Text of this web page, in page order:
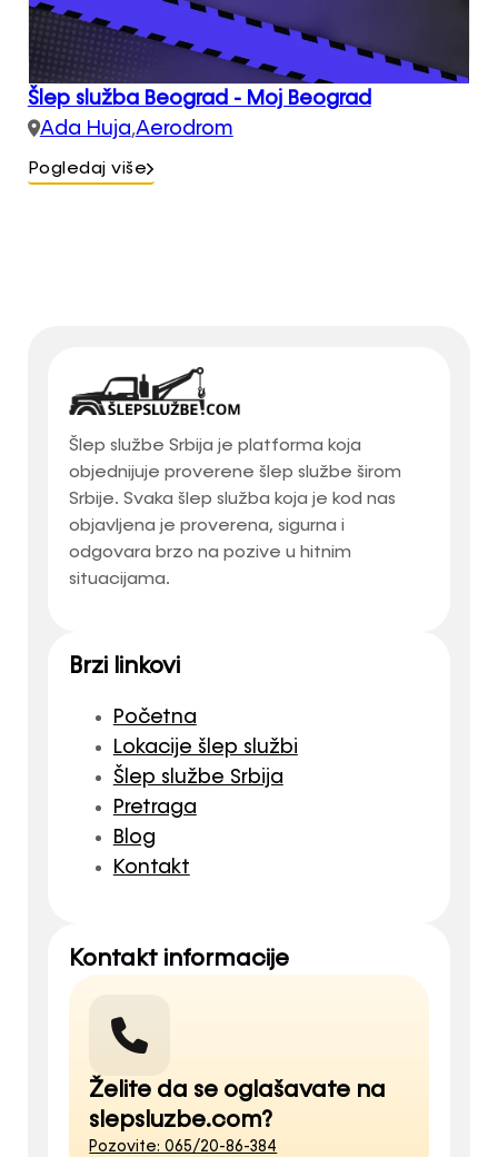
Šlep služba Beograd - Moj Beograd
Ada Huja,Aerodrom
Pogledaj više
Šlep službe Srbija je platforma koja
objednijuje proverene šlep službe širom
Srbije. Svaka šlep služba koja je kod nas
objavljena je proverena, sigurna i
odgovara brzo na pozive u hitnim
situacijama.
Brzi linkovi
Početna
Lokacije šlep službi
Šlep službe Srbija
Pretraga
Blog
Kontakt
Kontakt informacije
Želite da se oglašavate na
slepsluzbe.com?
Pozovite: 065/20-86-384